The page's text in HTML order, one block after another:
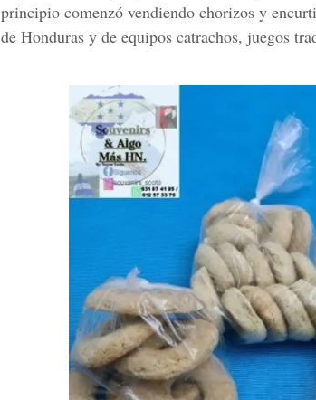
principio comenzó vendiendo chorizos y
de Honduras y de equipos catrachos, juegos